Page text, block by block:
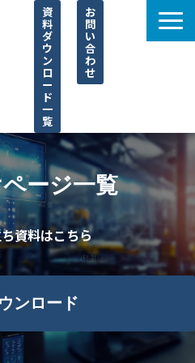
資
料
ダ
ウ
ン
ロ
ー
ド
一
覧
お
問
い
合
わ
せ
る理由
ス一覧
い一覧
事例
ログ
るご質問
ージ一覧
資料はこちら
ンロード